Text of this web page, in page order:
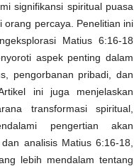
signifikansi spiritual puasa
orang percaya. Penelitian ini
Matius 6:16-18
aspek penting dalam
pengorbanan pribadi, dan
ini juga menjelaskan
transformasi spiritual,
pengertian akan
analisis Matius 6:16-18,
lebih mendalam tentang